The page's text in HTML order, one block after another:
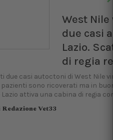
West
due casi
Lazio.
di regia
due casi autoctoni di West Nile
pazienti sono ricoverati ma in
Lazio attiva una cabina di regia
Redazione Vet33